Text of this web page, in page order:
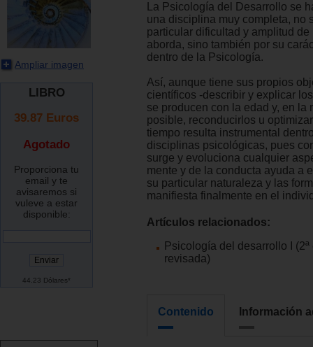
Ampliar imagen
LIBRO
39.87 Euros
Agotado
Proporciona tu
email y te
avisaremos si
vuleve a estar
disponible:
44.23 Dólares*
La Psicología del Desarrollo se
una disciplina muy completa, no
particular dificultad y amplitud de
aborda, sino también por su
dentro de la Psicología.
Así, aunque tiene sus propios
científicos -describir y explicar
se producen con la edad y, en la
posible, reconducirlos u
tiempo resulta instrumental
disciplinas psicológicas, pues
surge y evoluciona cualquier
mente y de la conducta ayuda a
su particular naturaleza y las
manifiesta finalmente en el
Artículos relacionados:
Psicología del desarrollo I
revisada)
Contenido Información